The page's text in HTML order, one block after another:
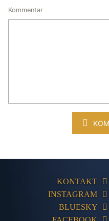
Kommentar
KONTAKT
INSTAGRAM
BLUESKY